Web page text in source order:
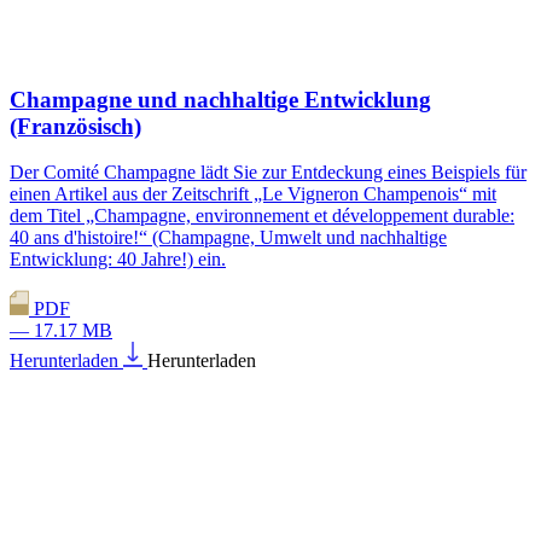
Champagne und nachhaltige Entwicklung
(Französisch)
Der Comité Champagne lädt Sie zur Entdeckung eines Beispiels für
einen Artikel aus der Zeitschrift „Le Vigneron Champenois“ mit
dem Titel „Champagne, environnement et développement durable:
40 ans d'histoire!“ (Champagne, Umwelt und nachhaltige
Entwicklung: 40 Jahre!) ein.
PDF
— 17.17 MB
Herunterladen
Herunterladen